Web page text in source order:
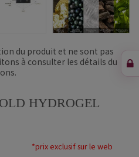
du produit et ne sont pas
à consulter les détails du
HYDROGEL
*prix exclusif sur le web